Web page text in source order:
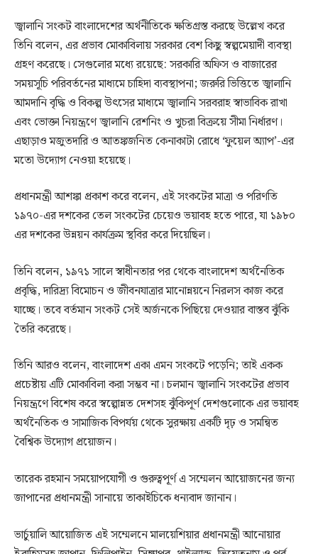
জ্বালানি সংকট বাংলাদেশের অর্থনীতিকে ক্ষতিগ্রস্ত করছে উল্লেখ করে
তিনি বলেন, এর প্রভাব মোকাবিলায় সরকার বেশ কিছু স্বল্পমেয়াদী ব্যবস্থা
গ্রহণ করেছে। সেগুলোর মধ্যে রয়েছে: সরকারি অফিস ও বাজারের
সময়সূচি পরিবর্তনের মাধ্যমে চাহিদা ব্যবস্থাপনা; জরুরি ভিত্তিতে জ্বালানি
আমদানি বৃদ্ধি ও বিকল্প উৎসের মাধ্যমে জ্বালানি সরবরাহ স্বাভাবিক রাখা
এবং ভোক্তা নিয়ন্ত্রণে জ্বালানি রেশনিং ও খুচরা বিক্রয়ে সীমা নির্ধারণ।
এছাড়াও মজুতদারি ও আতঙ্কজনিত কেনাকাটা রোধে ‘ফুয়েল অ্যাপ’-এর
মতো উদ্যোগ নেওয়া হয়েছে।
প্রধানমন্ত্রী আশঙ্কা প্রকাশ করে বলেন, এই সংকটের মাত্রা ও পরিণতি
১৯৭০-এর দশকের তেল সংকটের চেয়েও ভয়াবহ হতে পারে, যা ১৯৮০
এর দশকের উন্নয়ন কার্যক্রম স্থবির করে দিয়েছিল।
তিনি বলেন, ১৯৭১ সালে স্বাধীনতার পর থেকে বাংলাদেশ অর্থনৈতিক
প্রবৃদ্ধি, দারিদ্র্য বিমোচন ও জীবনযাত্রার মানোন্নয়নে নিরলস কাজ করে
যাচ্ছে। তবে বর্তমান সংকট সেই অর্জনকে পিছিয়ে দেওয়ার বাস্তব ঝুঁকি
তৈরি করেছে।
তিনি আরও বলেন, বাংলাদেশ একা এমন সংকটে পড়েনি; তাই একক
প্রচেষ্টায় এটি মোকাবিলা করা সম্ভব না। চলমান জ্বালানি সংকটের প্রভাব
নিয়ন্ত্রণে বিশেষ করে স্বল্পোন্নত দেশসহ ঝুঁকিপূর্ণ দেশগুলোকে এর ভয়াবহ
অর্থনৈতিক ও সামাজিক বিপর্যয় থেকে সুরক্ষায় একটি দৃঢ় ও সমন্বিত
বৈশ্বিক উদ্যোগ প্রয়োজন।
তারেক রহমান সময়োপযোগী ও গুরুত্বপূর্ণ এ সম্মেলন আয়োজনের জন্য
জাপানের প্রধানমন্ত্রী সানায়ে তাকাইচিকে ধন্যবাদ জানান।
ভার্চুয়ালি আয়োজিত এই সম্মেলনে মালয়েশিয়ার প্রধানমন্ত্রী আনোয়ার